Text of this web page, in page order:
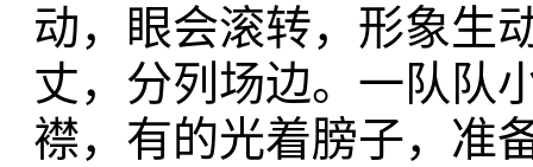
动，眼会滚转，形象生
丈，分列场边。一队队
襟，有的光着膀子，准